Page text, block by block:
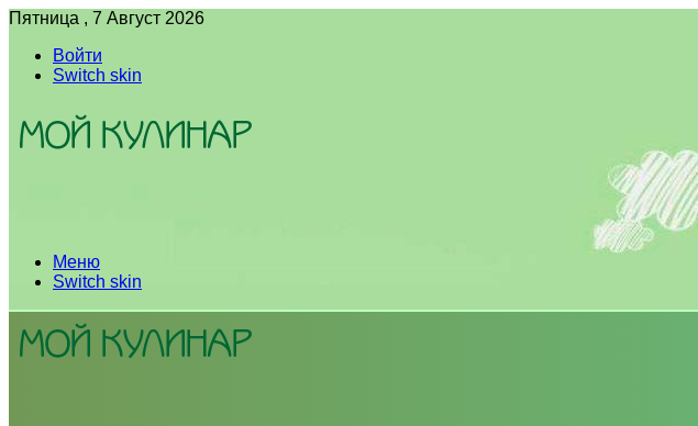
Пятница , 7 Август 2026
Войти
Switch skin
Меню
Switch skin